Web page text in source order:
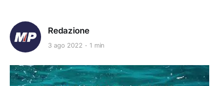
Redazione
3 ago 2022 1 min